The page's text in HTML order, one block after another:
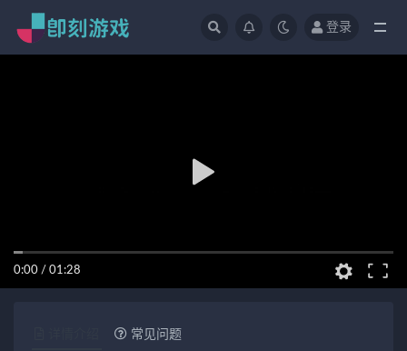
登录
0:00 / 01:28
常见问题